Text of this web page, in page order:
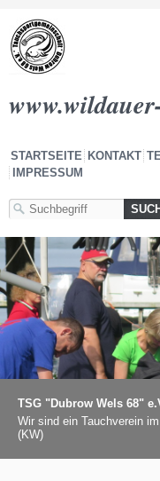
STARTSEITE KONTAKT
IMPRESSUM
TSG "Dubrow Wels 68"
Wir sind ein Tauchverein
(KW)